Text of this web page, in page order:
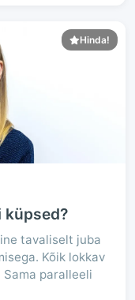
Hinda!
küpsed?
tavaliselt juba
Kõik lokkav
Sama paralleeli